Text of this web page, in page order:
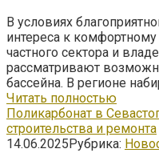
В условиях
интереса к
частного сектора и
рассматривают
бассейна. В регионе
Читать полностью
Поликарбонат в
строительства и ремонта
14.06.2025Рубрика: